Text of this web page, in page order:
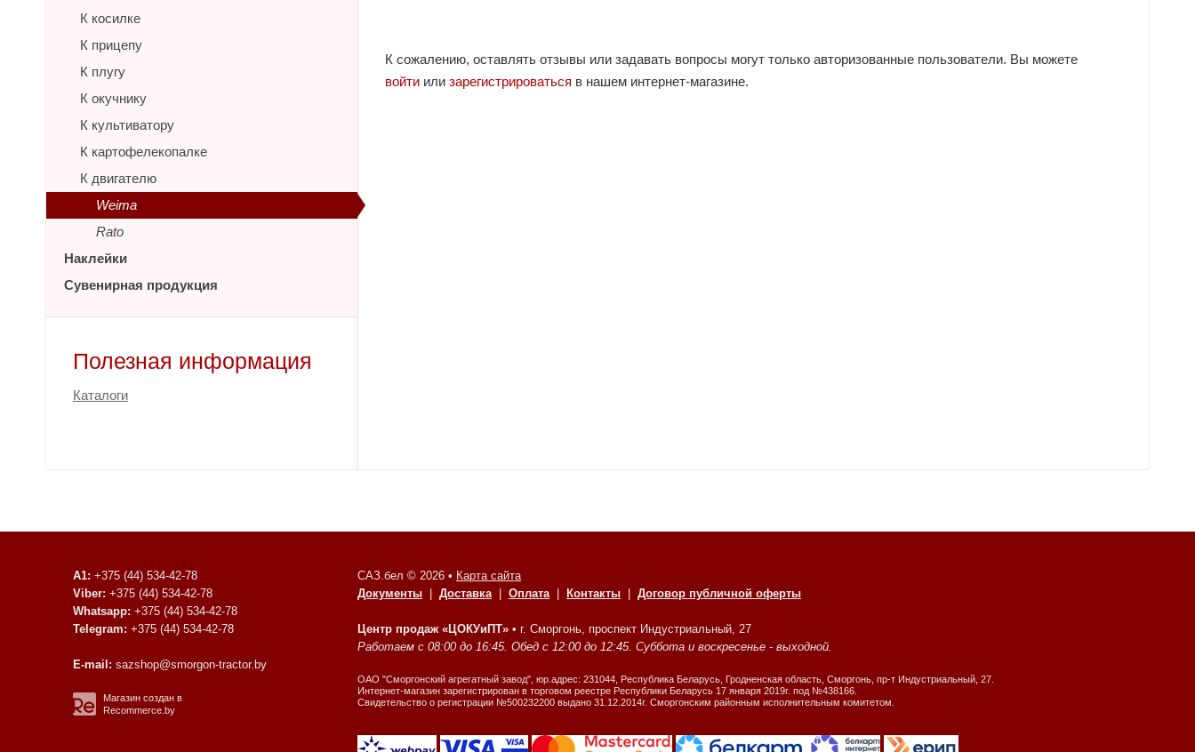
К сожалению, оставлять отзывы или задавать вопросы могут только авторизованные пользователи. Вы можете
войти или зарегистрироваться в нашем интернет-магазине.
К косилке
К прицепу
К плугу
К окучнику
К культиватору
К картофелекопалке
К двигателю
Weima
Rato
Наклейки
Сувенирная продукция
Полезная информация
Каталоги
A1: +375 (44) 534-42-78
Viber: +375 (44) 534-42-78
Whatsapp: +375 (44) 534-42-78
Telegram: +375 (44) 534-42-78
E-mail: sazshop@smorgon-tractor.by
Магазин создан в
Recommerce.by
САЗ.бел © 2026 • Карта сайта
Документы
Доставка| Оплата| Контакты Договор публичной оферты
Центр продаж «ЦОКУиПТ» • г. Сморгонь, проспект Индустриальный, 27
Работаем с 08:00 до 16:45. Обед с 12:00 до 12:45. Суббота и воскресенье - выходной.
ОАО "Сморгонский агрегатный завод", юр.адрес: 231044, Республика Беларусь, Гродненская область, Сморгонь, пр-т Индустриальный, 27.
Интернет-магазин зарегистрирован в торговом реестре Республики Беларусь 17 января 2019г. под №438166.
Свидетельство о регистрации №500232200 выдано 31.12.2014г. Сморгонским районным исполнительным комитетом.